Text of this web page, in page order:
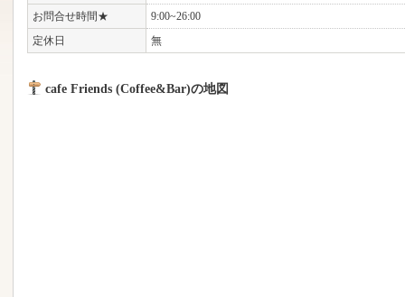
お問合せ時間★
9:00~26:00
定休日
無
cafe Friends (Coffee&Bar)の地図